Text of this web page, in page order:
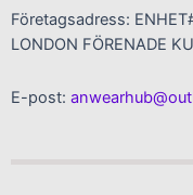
Företagsadress:
LONDON FÖRENADE
E-post: